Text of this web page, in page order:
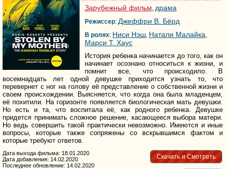
Зарубежный фильм, драма
Режиссер: Джеффри В. Бёрд
В ролях: Ниси Нэш, Натали Малайка,
Марси Т. Хаус
История ребенка начинается до того, как он
начинает осознано относиться к жизни, и
помнит все, что происходило. В
восемнадцать лет одной девушке приходится узнать то, что
перевернет с ног на голову её представление о собственной жизни и
своем происхождении. Выясняется, что когда она была младенцем,
её похитили. На горизонте появляется биологическая мать девушки.
Но есть и та, что воспитала её, как родного ребенка. Девушке
придется принимать сложное решение, касающееся выбора матери.
Но ведь совершить такой практически невозможно. Имеются и иные
вопросы, которые также сопряжены со вскрывшимся фактом и
которые требуют ответов.
Скачать и Смотреть
Дата выхода фильма: 18.01.2020
Дата добавления: 14.02.2020
Последнее обновление: 14.02.2020